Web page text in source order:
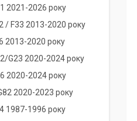
2021-2026 року
/ F33 2013-2020 року
2013-2020 року
G23 2020-2024 року
2020-2024 року
2020-2023 року
1987-1996 року